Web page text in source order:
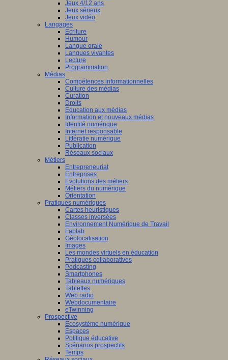
Jeux 4/12 ans
Jeux sérieux
Jeux vidéo
Langages
Ecriture
Humour
Langue orale
Langues vivantes
Lecture
Programmation
Médias
Compétences informationnelles
Culture des médias
Curation
Droits
Education aux médias
Information et nouveaux médias
Identité numérique
Internet responsable
Littératie numérique
Publication
Réseaux sociaux
Métiers
Entrepreneuriat
Entreprises
Evolutions des métiers
Métiers du numérique
Orientation
Pratiques numériques
Cartes heuristiques
Classes inversées
Environnement Numérique de Travail
Fablab
Géolocalisation
Images
Les mondes virtuels en éducation
Pratiques collaboratives
Podcasting
Smartphones
Tableaux numériques
Tablettes
Web radio
Webdocumentaire
eTwinning
Prospective
Ecosystème numérique
Espaces
Politique éducative
Scénarios prospectifs
Temps